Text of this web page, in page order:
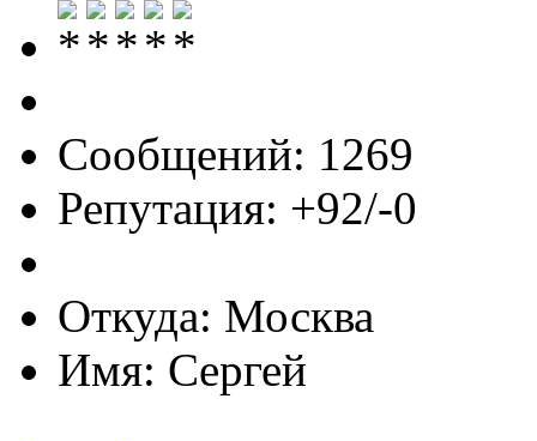
Сообщений: 1269
Репутация: +92/-0
Откуда: Москва
Имя: Сергей